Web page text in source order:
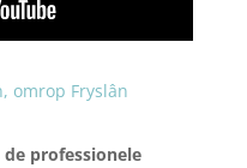
omrop Fryslân
de professionele